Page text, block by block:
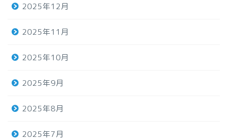
2025年12月
2025年11月
2025年10月
2025年9月
2025年8月
2025年7月